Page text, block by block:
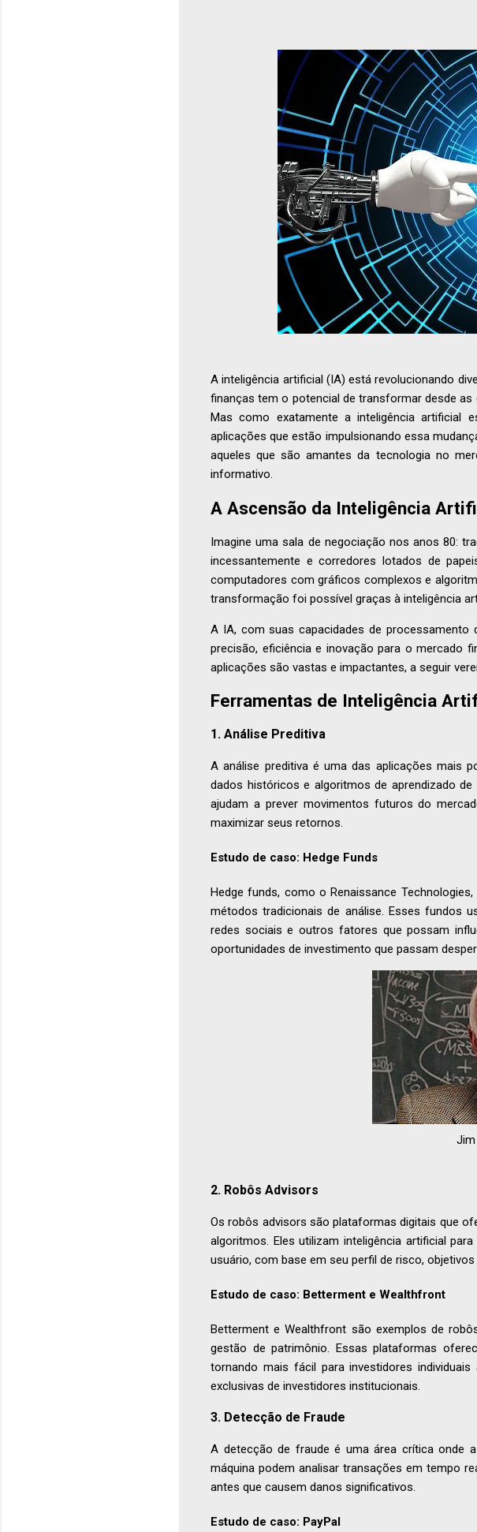
A inteligência artificial (IA) está revolucionando
finanças tem o potencial de transformar desde
Mas como exatamente a inteligência artificial
aplicações que estão impulsionando essa
aqueles que são amantes da tecnologia no
informativo.
A Ascensão da Inteligência
Imagine uma sala de negociação nos anos 80:
incessantemente e corredores lotados de
computadores com gráficos complexos e
transformação foi possível graças à inteligência
A IA, com suas capacidades de processamento
precisão, eficiência e inovação para o mercado
aplicações são vastas e impactantes, a seguir
Ferramentas de Inteligência
1. Análise Preditiva
A análise preditiva é uma das aplicações mais
dados históricos e algoritmos de aprendizado
ajudam a prever movimentos futuros do
maximizar seus retornos.
Estudo de caso: Hedge Funds
Hedge funds, como o Renaissance
métodos tradicionais de análise. Esses fundos
redes sociais e outros fatores que possam
oportunidades de investimento que passam
Jim
2. Robôs Advisors
Os robôs advisors são plataformas digitais que
algoritmos. Eles utilizam inteligência artificial
usuário, com base em seu perfil de risco,
Estudo de caso: Betterment e Wealthfront
Betterment e Wealthfront são exemplos de
gestão de patrimônio. Essas plataformas
tornando mais fácil para investidores
exclusivas de investidores institucionais.
3. Detecção de Fraude
A detecção de fraude é uma área crítica onde
máquina podem analisar transações em tempo
antes que causem danos significativos.
Estudo de caso: PayPal